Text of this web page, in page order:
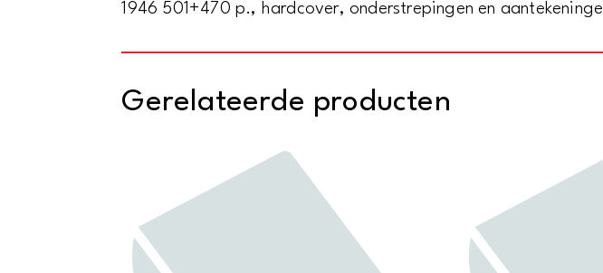
1946 501+470 p., hardcover, onderstrepingen en
Gerelateerde producten